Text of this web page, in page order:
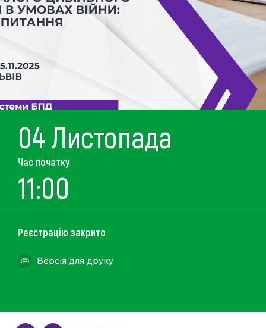
04 Листопада
Час початку
11:00
Реєстрацію закрито
Версія для друку